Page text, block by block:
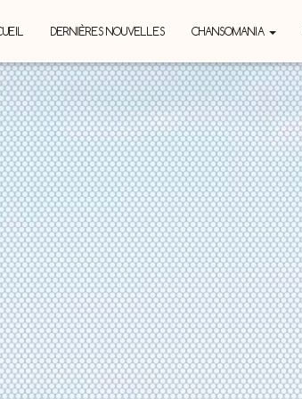
DERNIÈRES NOUVELLES CHANSOMANIA